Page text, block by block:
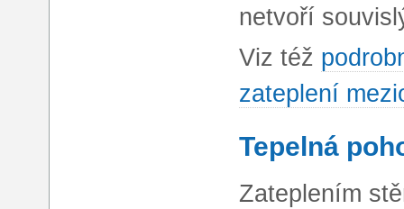
netvoří
Viz též
zateplení
Tepelná
Zateplením